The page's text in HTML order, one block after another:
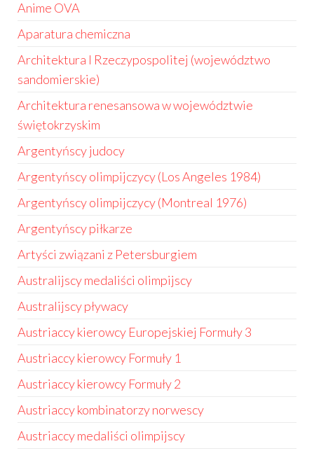
Anime OVA
Aparatura chemiczna
Architektura I Rzeczypospolitej (województwo
sandomierskie)
Architektura renesansowa w województwie
świętokrzyskim
Argentyńscy judocy
Argentyńscy olimpijczycy (Los Angeles 1984)
Argentyńscy olimpijczycy (Montreal 1976)
Argentyńscy piłkarze
Artyści związani z Petersburgiem
Australijscy medaliści olimpijscy
Australijscy pływacy
Austriaccy kierowcy Europejskiej Formuły 3
Austriaccy kierowcy Formuły 1
Austriaccy kierowcy Formuły 2
Austriaccy kombinatorzy norwescy
Austriaccy medaliści olimpijscy